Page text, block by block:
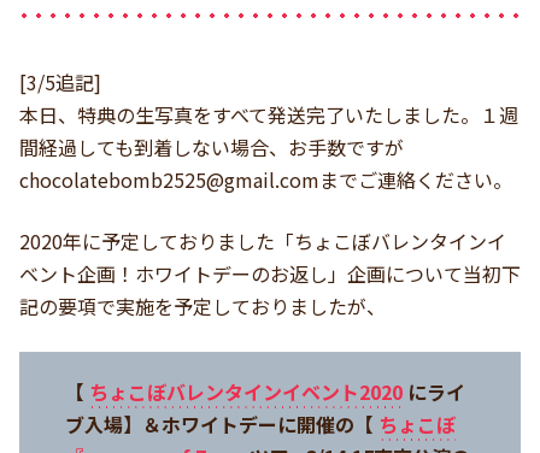
[3/5追記]
本日、特典の生写真をすべて発送完了いたしました。１週
間経過しても到着しない場合、お手数ですが
chocolatebomb2525@gmail.comまでご連絡ください。
2020年に予定しておりました「ちょこぼバレンタインイ
ベント企画！ホワイトデーのお返し」企画について当初下
記の要項で実施を予定しておりましたが、
【 ちょこぼバレンタインイベント2020 にライ
ブ入場】＆ホワイトデーに開催の【 ちょこぼ